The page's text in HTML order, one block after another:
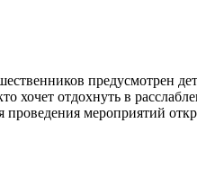
предусмотрен
хочет отдохнуть в
мероприятий